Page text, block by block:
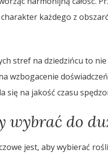
każdego z
stref na dziedzińcu to
wzbogacenie
się na jakość czasu
wybrać do
jest, aby wybierać